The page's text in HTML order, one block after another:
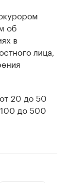
об
в
лица,
20 до 50
до 500